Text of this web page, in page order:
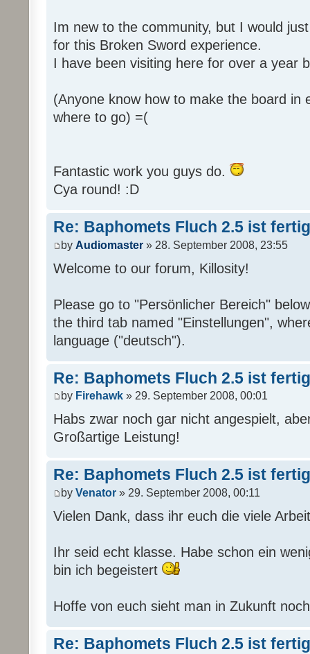
Im new to the community, but I would
for this Broken Sword experience.
I have been visiting here for over a year
(Anyone know how to make the board in
where to go) =(
Fantastic work you guys do.
Cya round! :D
Re: Baphomets Fluch 2.5 ist fertig
by Audiomaster » 28. September 2008, 23:55
Welcome to our forum, Killosity!
Please go to "Persönlicher Bereich"
the third tab named "Einstellungen",
language ("deutsch").
Re: Baphomets Fluch 2.5 ist fertig
by Firehawk » 29. September 2008, 00:01
Habs zwar noch gar nicht angespielt,
Großartige Leistung!
Re: Baphomets Fluch 2.5 ist fertig
by Venator » 29. September 2008, 00:11
Vielen Dank, dass ihr euch die viele
Ihr seid echt klasse. Habe schon ein
bin ich begeistert
Hoffe von euch sieht man in Zukunft
Re: Baphomets Fluch 2.5 ist fertig